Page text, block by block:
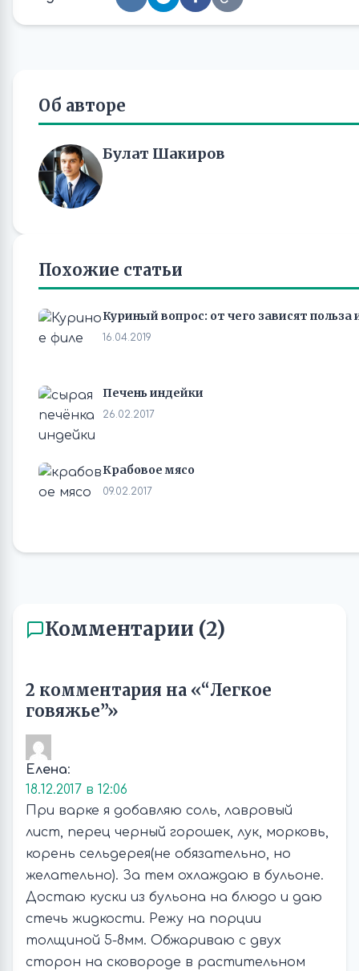
Об авторе
Булат Шакиров
Похожие статьи
Куриный вопрос: от чего зависят
16.04.2019
Печень индейки
26.02.2017
Крабовое мясо
09.02.2017
Комментарии (2)
2 комментария на «“Легкое
говяжье”»
Елена:
18.12.2017 в 12:06
При варке я добавляю соль, лавровый
лист, перец черный горошек, лук, морковь,
корень сельдерея(не обязательно, но
желательно). За тем охлаждаю в бульоне.
Достаю куски из бульона на блюдо и даю
стечь жидкости. Режу на порции
толщиной 5-8мм. Обжариваю с двух
сторон на сковороде в растительном